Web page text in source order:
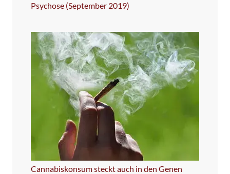
Psychose (September 2019)
Cannabiskonsum steckt auch in den Genen